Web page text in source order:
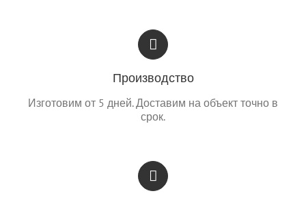
Производство
Изготовим от 5 дней. Доставим на объект точно в
срок.